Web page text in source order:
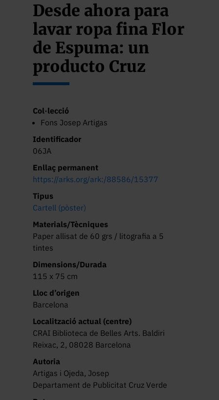
Desde ahora para
lavar ropa fina Flor
de Espuma: un
producto Cruz
Verde
Col·lecció
Fons Josep Artigas
Identificador
06JA
Enllaç permanent
https://arks.org/ark:/88586/15377
Tipus
Cartell (pòster)
Materials/Tècniques
Paper allisat de 60 grs / litografia a 5
tintes
Dimensions/Durada
115 x 75 cm
Lloc d’origen
Barcelona
Localització actual (centre)
CRAI Biblioteca de Belles Arts. Baldiri
Reixac, 2, 08028 Barcelona
Autoria
Artigas i Ojeda, Josep
Departament de Publicitat Cruz Verde